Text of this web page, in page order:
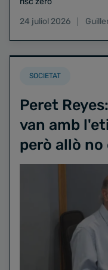
24 juliol 2026
SOCIETAT
Peret
van amb
però allò no